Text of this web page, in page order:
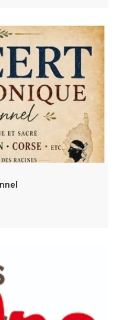
de chant traditionnel
répertoire de chants
3 anni) e i loro